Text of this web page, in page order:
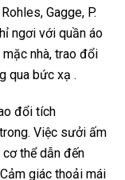
Gagge, P.
ngơi với quần áo
nhà, trao đổi
qua bức xạ .
đổi tích
Việc sưởi ấm
thể dẫn đến
giác thoải mái